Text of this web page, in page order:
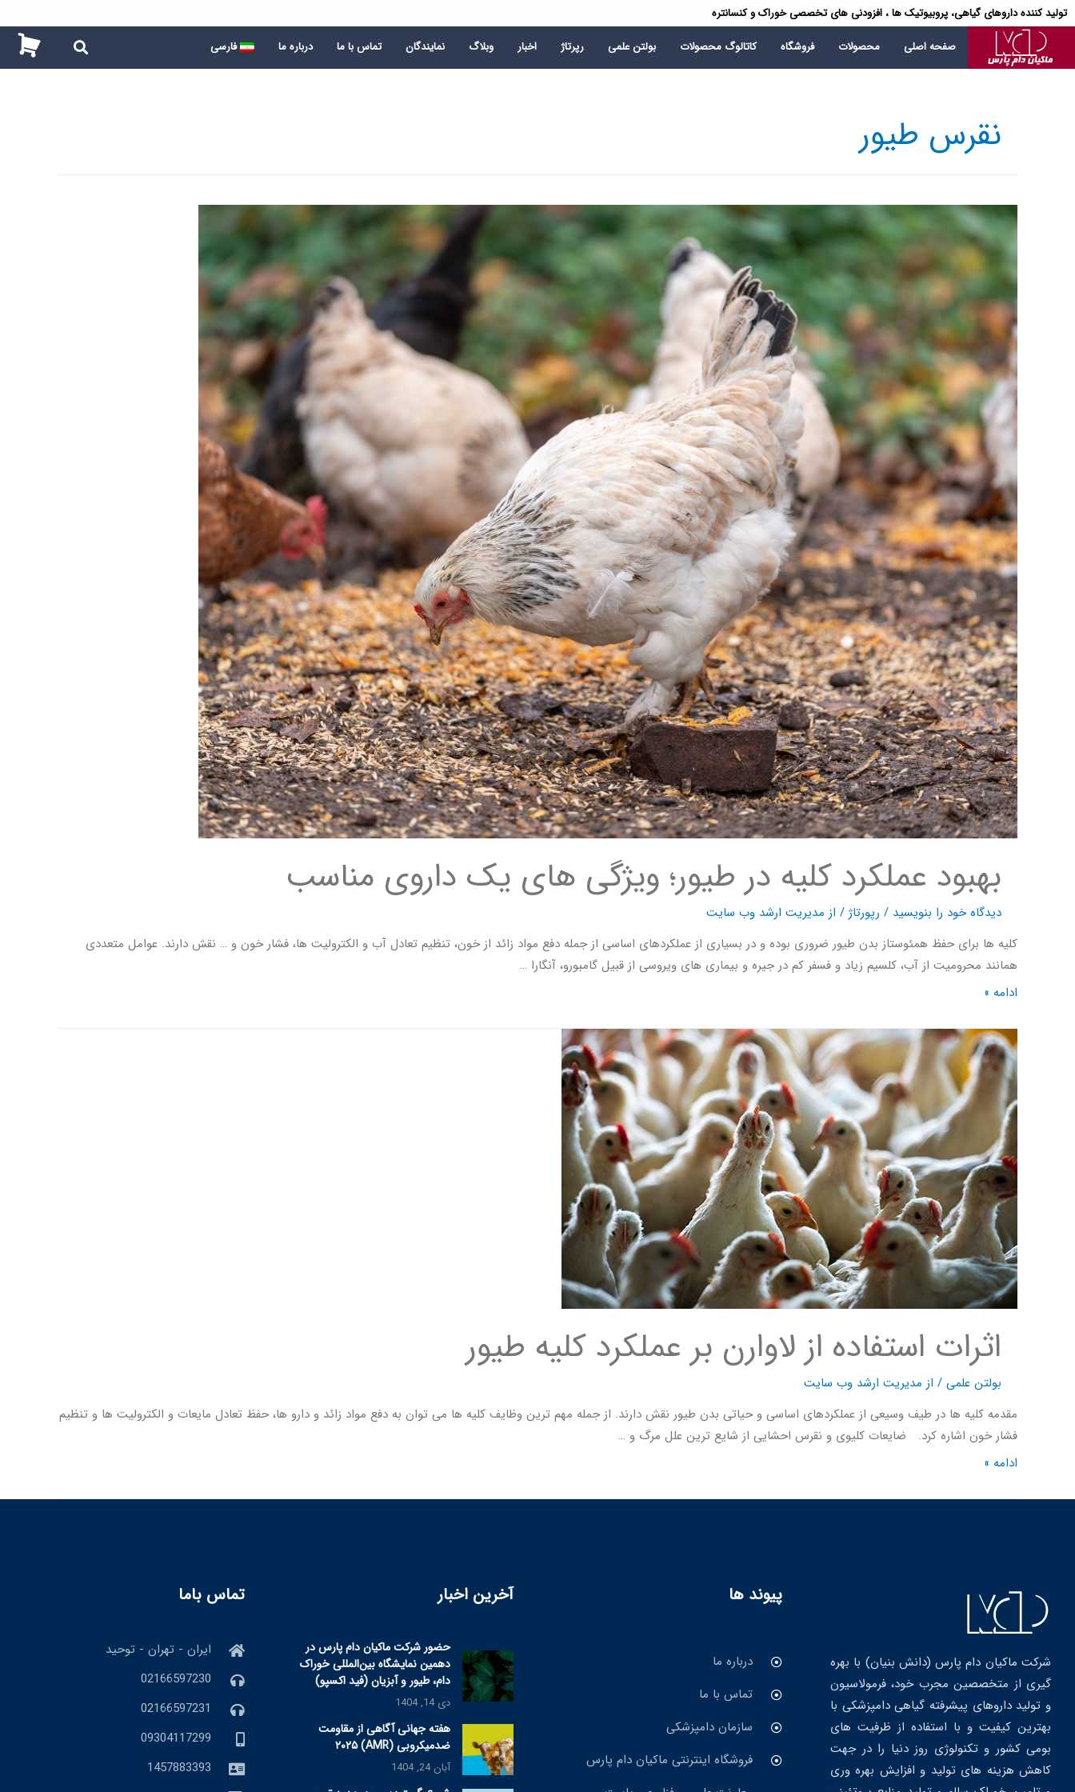
تولید کننده داروهای گیاهی، پروبیوتیک ها ، افزودنی های تخصصی خوراک و کنسانتره
صفحه اصلی محصولات فروشگاه کاتالوگ محصولات بولتن علمی رپرتاژ اخبار وبلاگ نمایندگان تماس با ما درباره ما فارسی
نقرس طیور
بهبود عملکرد کلیه در طیور؛ ویژگی های یک داروی مناسب
دیدگاه‌ خود را بنویسید / رپورتاژ / از مدیریت ارشد وب سایت
کلیه ها برای حفظ همئوستاز بدن طیور ضروری بوده و در بسیاری از عملکردهای اساسی از جمله دفع مواد زائد از خون، تنظیم تعادل آب و الکترولیت ها، فشار خون و … نقش دارند. عوامل متعددی
همانند محرومیت از آب، کلسیم زیاد و فسفر کم در جیره و بیماری های ویروسی از قبیل گامبورو، آنگارا …
ادامه »
اثرات استفاده از لاوارن بر عملکرد کلیه طیور
بولتن علمی / از مدیریت ارشد وب سایت
مقدمه کلیه ها در طیف وسیعی از عملکردهای اساسی و حیاتی بدن طیور نقش دارند. از جمله مهم ترین وظایف کلیه ها می توان به دفع مواد زائد و دارو ها، حفظ تعادل مایعات و الکترولیت ها و تنظیم
فشار خون اشاره کرد. ضایعات کلیوی و نقرس احشایی از شایع ترین علل مرگ و …
ادامه »
شرکت ماکیان دام پارس (دانش بنیان) با بهره
گیری از متخصصین مجرب خود، فرمولاسیون
و تولید داروهای پیشرفته گیاهی دامپزشکی با
بهترین کیفیت و با استفاده از ظرفیت های
بومی کشور و تکنولوژی روز دنیا را در جهت
کاهش هزینه های تولید و افزایش بهره وری
پیوند ها
درباره ما
تماس با ما
سازمان دامپزشکی
فروشگاه اینترنتی ماکیان دام پارس
آخرین اخبار
حضور شرکت ماکیان دام پارس در
دهمین نمایشگاه بین‌المللی خوراک
دام، طیور و آبزیان (فید اکسپو)
دی 14, 1404
هفته جهانی آگاهی از مقاومت
ضدمیکروبی (AMR) ۲۰۲۵
آبان 24, 1404
تماس باما
ایران - تهران - توحید
02166597230
02166597231
09304117299
1457883393